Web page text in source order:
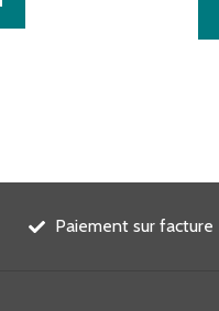
Paiement sur facture